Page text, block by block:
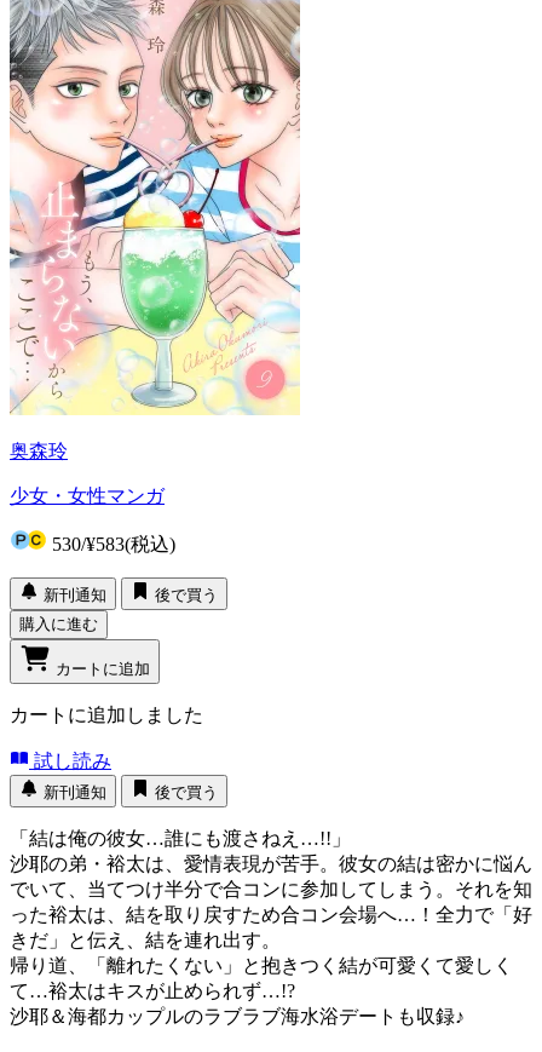
奥森玲
少女・女性マンガ
530/¥583(税込)
新刊通知
後で買う
購入に進む
カートに追加
カートに追加しました
試し読み
新刊通知 後で買う
「結は俺の彼女…誰にも渡さねえ…!!」
沙耶の弟・裕太は、愛情表現が苦手。彼女の結は密かに悩ん
でいて、当てつけ半分で合コンに参加してしまう。それを知
った裕太は、結を取り戻すため合コン会場へ…！全力で「好
きだ」と伝え、結を連れ出す。
帰り道、「離れたくない」と抱きつく結が可愛くて愛しく
て…裕太はキスが止められず…!?
沙耶＆海都カップルのラブラブ海水浴デートも収録♪